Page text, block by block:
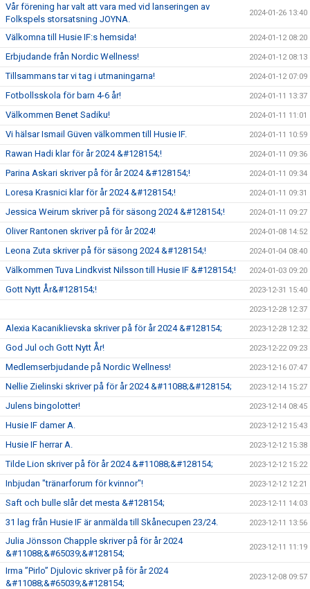
Vår förening har valt att vara med vid lanseringen av
Folkspels storsatsning JOYNA.
2024-01-26 13:40
Välkomna till Husie IF:s hemsida! 2024-01-12 08:20
Erbjudande från Nordic Wellness! 2024-01-12 08:13
Tillsammans tar vi tag i utmaningarna! 2024-01-12 07:09
Fotbollsskola för barn 4-6 år! 2024-01-11 13:37
Välkommen Benet Sadiku! 2024-01-11 11:01
Vi hälsar Ismail Güven välkommen till Husie IF. 2024-01-11 10:59
Rawan Hadi klar för år 2024 &#128154;! 2024-01-11 09:36
Parina Askari skriver på för år 2024 &#128154;! 2024-01-11 09:34
Loresa Krasnici klar för år 2024 &#128154;! 2024-01-11 09:31
Jessica Weirum skriver på för säsong 2024 &#128154;! 2024-01-11 09:27
Oliver Rantonen skriver på för år 2024! 2024-01-08 14:52
Leona Zuta skriver på för säsong 2024 &#128154;! 2024-01-04 08:40
Välkommen Tuva Lindkvist Nilsson till Husie IF &#128154;! 2024-01-03 09:20
Gott Nytt År&#128154;! 2023-12-31 15:40
2023-12-28 12:37
Alexia Kacaniklievska skriver på för år 2024 &#128154; 2023-12-28 12:32
God Jul och Gott Nytt År! 2023-12-22 09:23
Medlemserbjudande på Nordic Wellness! 2023-12-16 07:47
Nellie Zielinski skriver på för år 2024 &#11088;&#128154; 2023-12-14 15:27
Julens bingolotter! 2023-12-14 08:45
Husie IF damer A. 2023-12-12 15:43
Husie IF herrar A. 2023-12-12 15:38
Tilde Lion skriver på för år 2024 &#11088;&#128154; 2023-12-12 15:22
Inbjudan "tränarforum för kvinnor"! 2023-12-12 12:21
Saft och bulle slår det mesta &#128154; 2023-12-11 14:03
31 lag från Husie IF är anmälda till Skånecupen 23/24. 2023-12-11 13:56
Julia Jönsson Chapple skriver på för år 2024
&#11088;&#65039;&#128154;
2023-12-11 11:19
Irma ”Pirlo” Djulovic skriver på för år 2024
&#11088;&#65039;&#128154;
2023-12-08 09:57